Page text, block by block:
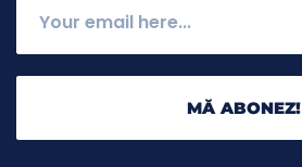
MĂ ABONEZ!